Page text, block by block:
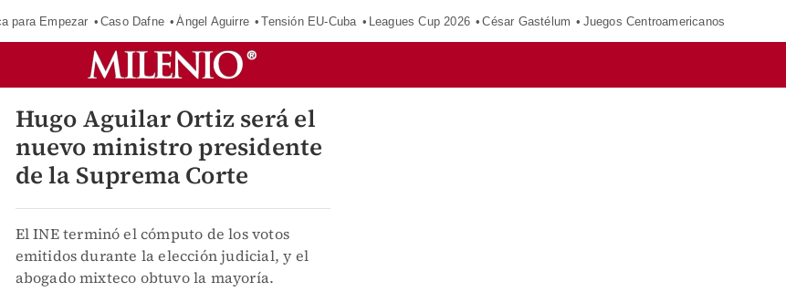
para Empezar Caso Dafne Ángel Aguirre Tensión EU-Cuba Leagues Cup 2026 César Gastélum Juegos Centroamericanos
Hugo Aguilar Ortiz será el
nuevo ministro presidente
de la Suprema Corte
El INE terminó el cómputo de los votos
emitidos durante la elección judicial, y el
abogado mixteco obtuvo la mayoría.